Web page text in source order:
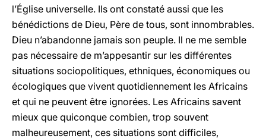
l’Église universelle. Ils ont constaté aussi que les
bénédictions de Dieu, Père de tous, sont innombrables.
Dieu n’abandonne jamais son peuple. Il ne me semble
pas nécessaire de m’appesantir sur les différentes
situations sociopolitiques, ethniques, économiques ou
écologiques que vivent quotidiennement les Africains
et qui ne peuvent être ignorées. Les Africains savent
mieux que quiconque combien, trop souvent
malheureusement, ces situations sont difficiles,